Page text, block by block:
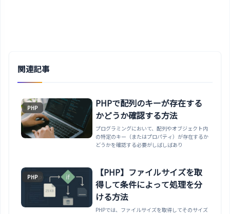
関連記事
PHP
PHPで配列のキーが存在する
かどうか確認する方法
プログラミングにおいて、配列やオブジェクト内
の特定のキー（またはプロパティ）が存在するか
どうかを確認する必要がしばしばあり
PHP
【PHP】ファイルサイズを取
得して条件によって処理を分
ける方法
PHPでは、ファイルサイズを取得してそのサイズ